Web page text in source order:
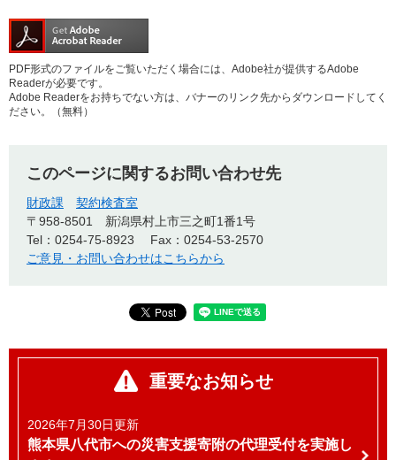
PDF形式のファイルをご覧いただく場合には、Adobe社が提供するAdobe
Readerが必要です。
Adobe Readerをお持ちでない方は、バナーのリンク先からダウンロードしてく
ださい。（無料）
このページに関するお問い合わせ先
財政課
契約検査室
〒958-8501
新潟県村上市三之町1番1号
Tel：0254-75-8923
Fax：0254-53-2570
ご意見・お問い合わせはこちらから
重要なお知らせ
2026年7月30日更新
熊本県八代市への災害支援寄附の代理受付を実施し